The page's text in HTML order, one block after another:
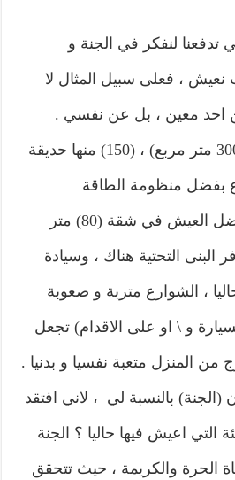
تدفعنا لنفكر في الجنة و
نعيش ، فعلى سبيل المثال لا
احد معين ، بل عن نفسي .
الحمد لله لدي منزل (300 متر مربع) ، (150) منها حديقة
بفضل منظومة الطاقة
الشمسية . افكر ، وافضل العيش في شقة (80) متر
البنى التحتية هناك ، وسيادة
، الشوارع متربة و صعوبة
و \ او على الاقدام) تجعل
من المنزل متعبة نفسيا و بدنيا .
بالنسبة لي ، لاني افتقد
التي اعيش فيها حاليا ؟ الجنة
الحرة والكريمة ، حيث تتحقق